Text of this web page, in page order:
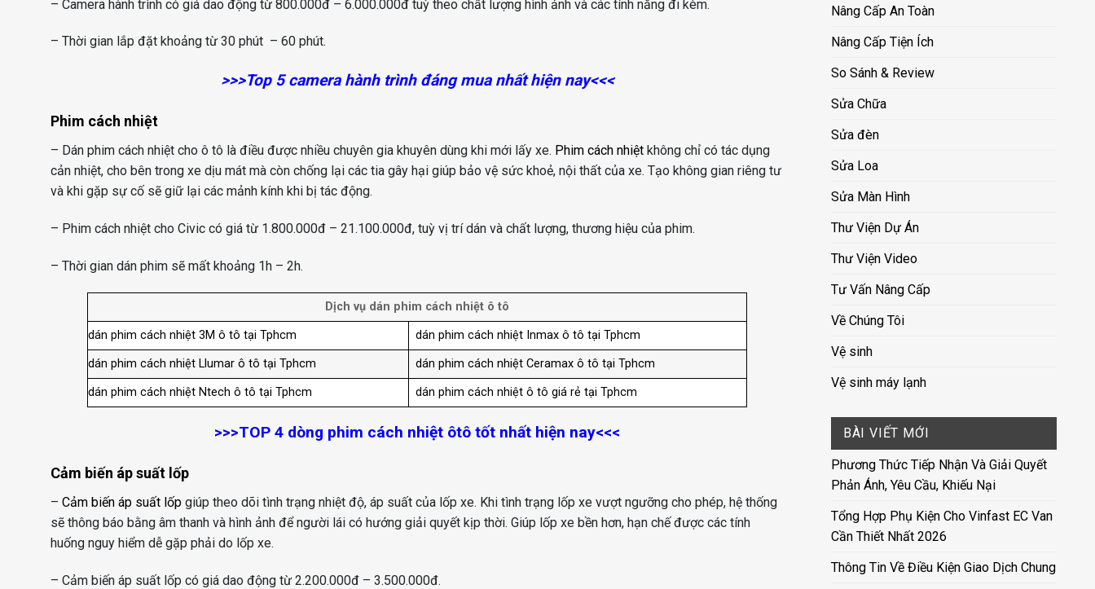
– Camera hành trình có giá dao động từ 800.000đ – 6.000.000đ tuỳ theo chất lượng hình ảnh và các tính năng đi kèm.
– Thời gian lắp đặt khoảng từ 30 phút – 60 phút.
>>>Top 5 camera hành trình đáng mua nhất hiện nay<<<
Phim cách nhiệt
– Dán phim cách nhiệt cho ô tô là điều được nhiều chuyên gia khuyên dùng khi mới lấy xe. Phim cách nhiệt không chỉ có tác dụng
cản nhiệt, cho bên trong xe dịu mát mà còn chống lại các tia gây hại giúp bảo vệ sức khoẻ, nội thất của xe. Tạo không gian riêng tư
và khi gặp sự cố sẽ giữ lại các mảnh kính khi bị tác động.
– Phim cách nhiệt cho Civic có giá từ 1.800.000đ – 21.100.000đ, tuỳ vị trí dán và chất lượng, thương hiệu của phim.
– Thời gian dán phim sẽ mất khoảng 1h – 2h.
Dịch vụ dán phim cách nhiệt ô tô
dán phim cách nhiệt 3M ô tô tại Tphcm dán phim cách nhiệt Inmax ô tô tại Tphcm
dán phim cách nhiệt Llumar ô tô tại Tphcm dán phim cách nhiệt Ceramax ô tô tại Tphcm
dán phim cách nhiệt Ntech ô tô tại Tphcm dán phim cách nhiệt ô tô giá rẻ tại Tphcm
>>>TOP 4 dòng phim cách nhiệt ôtô tốt nhất hiện nay<<<
Cảm biến áp suất lốp
– Cảm biến áp suất lốp giúp theo dõi tình trạng nhiệt độ, áp suất của lốp xe. Khi tình trạng lốp xe vượt ngưỡng cho phép, hệ thống
sẽ thông báo bằng âm thanh và hình ảnh để người lái có hướng giải quyết kịp thời. Giúp lốp xe bền hơn, hạn chế được các tính
huống nguy hiểm dễ gặp phải do lốp xe.
– Cảm biến áp suất lốp có giá dao động từ 2.200.000đ – 3.500.000đ.
Nâng Cấp An Toàn
Nâng Cấp Tiện Ích
So Sánh & Review
Sửa Chữa
Sửa đèn
Sửa Loa
Sửa Màn Hình
Thư Viện Dự Án
Thư Viện Video
Tư Vấn Nâng Cấp
Về Chúng Tôi
Vệ sinh
Vệ sinh máy lạnh
BÀI VIẾT MỚI
Phương Thức Tiếp Nhận Và Giải Quyết
Phản Ánh, Yêu Cầu, Khiếu Nại
Tổng Hợp Phụ Kiện Cho Vinfast EC Van
Cần Thiết Nhất 2026
Thông Tin Về Điều Kiện Giao Dịch Chung